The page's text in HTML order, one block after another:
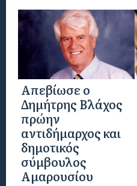
Απεβίωσε ο
Δημήτρης Βλάχος
πρώην
αντιδήμαρχος και
δημοτικός
σύμβουλος
Αμαρουσίου